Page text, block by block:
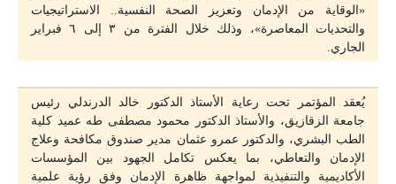
«الوقاية من الإدمان وتعزيز الصحة النفسية.. الاستراتيجيات
والتحديات المعاصرة»، وذلك خلال الفترة من ٣ إلى ٦ فبراير
الجاري.
يُعقد المؤتمر تحت رعاية الأستاذ الدكتور خالد الدرندلي رئيس
جامعة الزقازيق، والأستاذ الدكتور محمود مصطفى طه عميد كلية
الطب البشري، والدكتور عمرو عثمان مدير صندوق مكافحة وعلاج
الإدمان والتعاطي، بما يعكس تكامل الجهود بين المؤسسات
الأكاديمية والتنفيذية لمواجهة ظاهرة الإدمان وفق رؤية علمية